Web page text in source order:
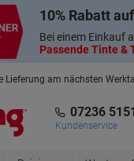
10% Rabatt
Bei einem Einkauf
Passende Tinte &
Lieferung am nächsten
07236
Kundenservice